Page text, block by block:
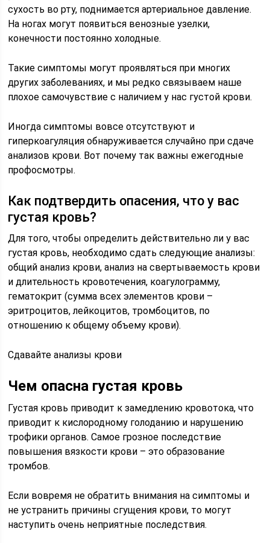
сухость во рту, поднимается артериальное давление.
На ногах могут появиться венозные узелки,
конечности постоянно холодные.
Такие симптомы могут проявляться при многих
других заболеваниях, и мы редко связываем наше
плохое самочувствие с наличием у нас густой крови.
Иногда симптомы вовсе отсутствуют и
гиперкоагуляция обнаруживается случайно при сдаче
анализов крови. Вот почему так важны ежегодные
профосмотры.
Как подтвердить опасения, что у вас
густая кровь?
Для того, чтобы определить действительно ли у вас
густая кровь, необходимо сдать следующие анализы:
общий анализ крови, анализ на свертываемость крови
и длительность кровотечения, коагулограмму,
гематокрит (сумма всех элементов крови –
эритроцитов, лейкоцитов, тромбоцитов, по
отношению к общему объему крови).
Сдавайте анализы крови
Чем опасна густая кровь
Густая кровь приводит к замедлению кровотока, что
приводит к кислородному голоданию и нарушению
трофики органов. Самое грозное последствие
повышения вязкости крови – это образование
тромбов.
Если вовремя не обратить внимания на симптомы и
не устранить причины сгущения крови, то могут
наступить очень неприятные последствия.